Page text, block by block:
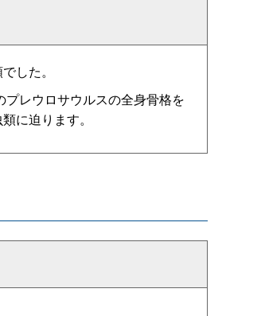
した。
レウロサウルスの全身骨格を
に迫ります。